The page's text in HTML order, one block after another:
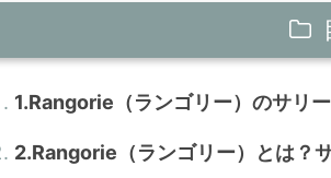
1.Rangorie（ランゴリー）のサリ
2.Rangorie（ランゴリー）とは？